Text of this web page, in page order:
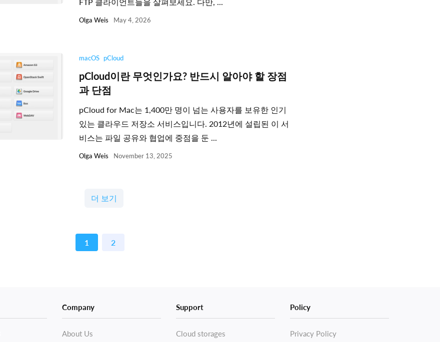
Olga Weis May 4, 2026
macOS pCloud
pCloud이란 무엇인가요? 반드시 알아야 할 장점
과 단점
pCloud for Mac는 1,400만 명이 넘는 사용자를 보유한 인기
있는 클라우드 저장소 서비스입니다. 2012년에 설립된 이 서
비스는 파일 공유와 협업에 중점을 둔 ...
Olga Weis November 13, 2025
더 보기
1 2
Company
About Us
Support
Cloud storages
Policy
Privacy Policy